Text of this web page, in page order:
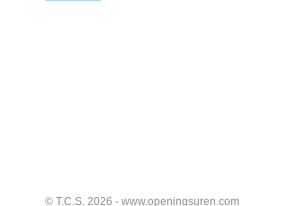
© T.C.S. 2026 - www.openingsuren.com